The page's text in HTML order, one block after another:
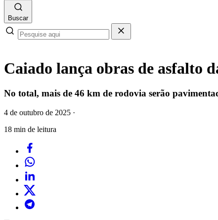
Buscar
Caiado lança obras de asfalto
No total, mais de 46 km de rodovia serão
4 de outubro de 2025 ·
18 min de leitura